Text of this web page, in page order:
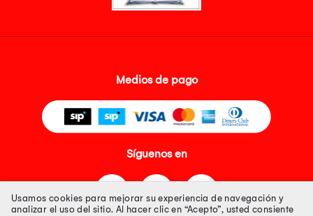
Medios de pago
Síguenos en
Usamos cookies para mejorar su experiencia de navegación y
analizar el uso del sitio. Al hacer clic en “Acepto”, usted consiente